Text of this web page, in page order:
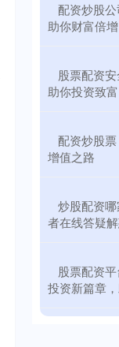
配资炒股
助你财富倍增
股票配资
助你投资致富
配资炒股
增值之路
炒股配资
者在线答疑
股票配资
投资新篇章